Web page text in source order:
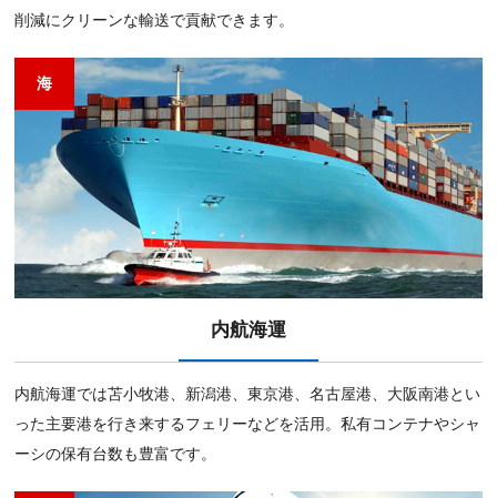
削減にクリーンな輸送で貢献できます。
海
内航海運
内航海運では苫⼩牧港、新潟港、東京港、名古屋港、⼤阪南港とい
った主要港を⾏き来するフェリーなどを活⽤。私有コンテナやシャ
ーシの保有台数も豊富です。